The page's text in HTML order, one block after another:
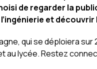
de regarder la
et
qui se déploiera
au lycée. Restez